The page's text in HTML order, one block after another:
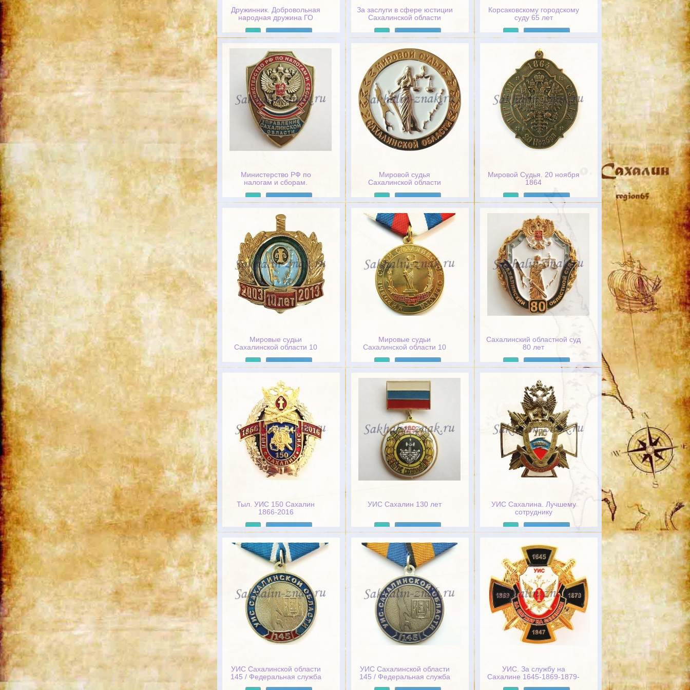
Дружинник. Добровольная
народная дружина ГО
За заслуги в сфере юстиции
Сахалинской области
Корсаковскому городскому
суду 65 лет
Министерство РФ по
налогам и сборам.
области
Мировой судья
Сахалинской области
Мировой Судья. 20 ноября
1864
Мировые судьи
Сахалинской области 10
Мировые судьи
Сахалинской области 10
Сахалинский областной суд
80 лет
Тыл. УИС 150 Сахалин
1866-2016
УИС Сахалин 130 лет
УИС Сахалина. Лучшему
сотруднику
УИС Сахалинской области
145 / Федеральная служба
УИС Сахалинской области
145 / Федеральная служба
УИС. За службу на
Сахалине 1645-1869-1879-